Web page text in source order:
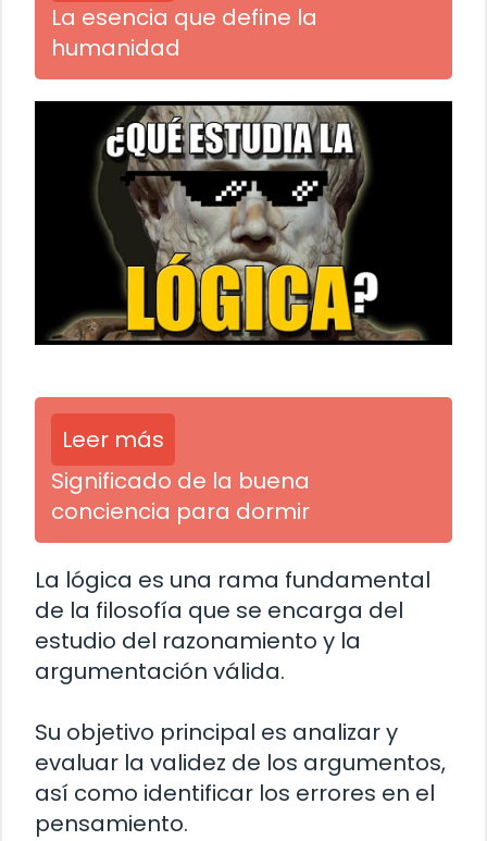
La esencia que define la
humanidad
Leer más
Significado de la buena
conciencia para dormir
La lógica es una rama fundamental
de la filosofía que se encarga del
estudio del razonamiento y la
argumentación válida.
Su objetivo principal es analizar y
evaluar la validez de los argumentos,
así como identificar los errores en el
pensamiento.